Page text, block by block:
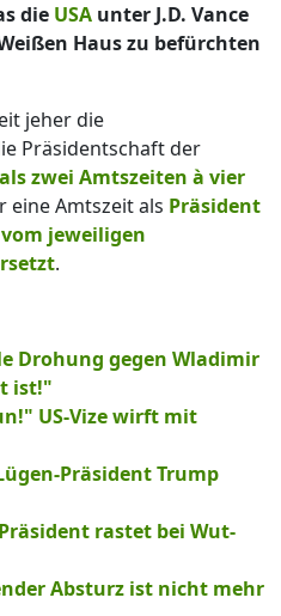
die USA unter J.D. Vance
Haus zu befürchten
jeher die
Präsidentschaft der
zwei Amtszeiten à vier
eine Amtszeit als Präsident
jeweiligen
.
Drohung gegen Wladimir
ist!"
US-Vize wirft mit
Präsident Trump
rastet bei Wut-
Absturz ist nicht mehr